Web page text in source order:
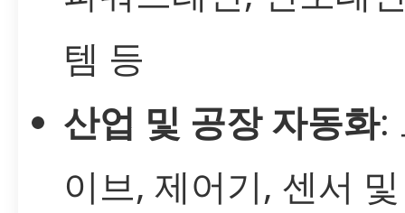
템 등
산업 및 공장 자동화:
이브, 제어기, 센서